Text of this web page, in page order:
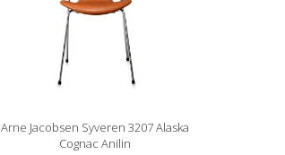
Arne Jacobsen Syveren 3207 Alaska
Cognac Anilin